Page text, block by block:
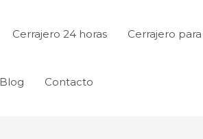
Cerrajero 24 horas Cerrajero
Blog Contacto